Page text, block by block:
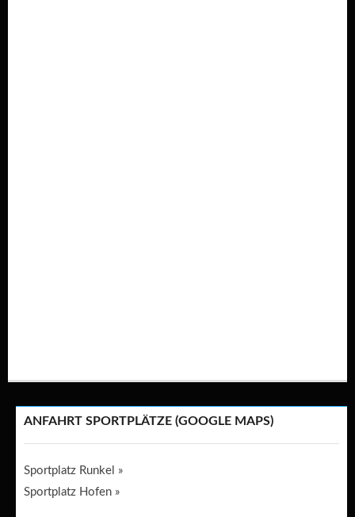
ANFAHRT SPORTPLÄTZE (GOOGLE MAPS)
Sportplatz Runkel »
Sportplatz Hofen »